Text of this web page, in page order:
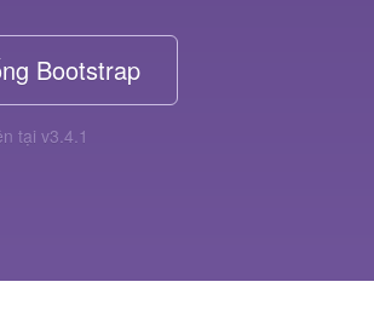
Bootstrap
tại v3.4.1